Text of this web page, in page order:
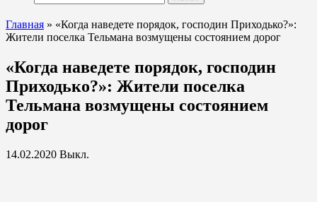
Главная » «Когда наведете порядок, господин Приходько?»:
Жители поселка Тельмана возмущены состоянием дорог
«Когда наведете порядок, господин
Приходько?»: Жители поселка
Тельмана возмущены состоянием
дорог
14.02.2020 Выкл.